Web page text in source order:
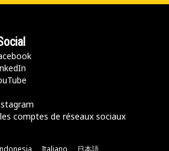
comptes de réseaux sociaux
Italiano 日本語